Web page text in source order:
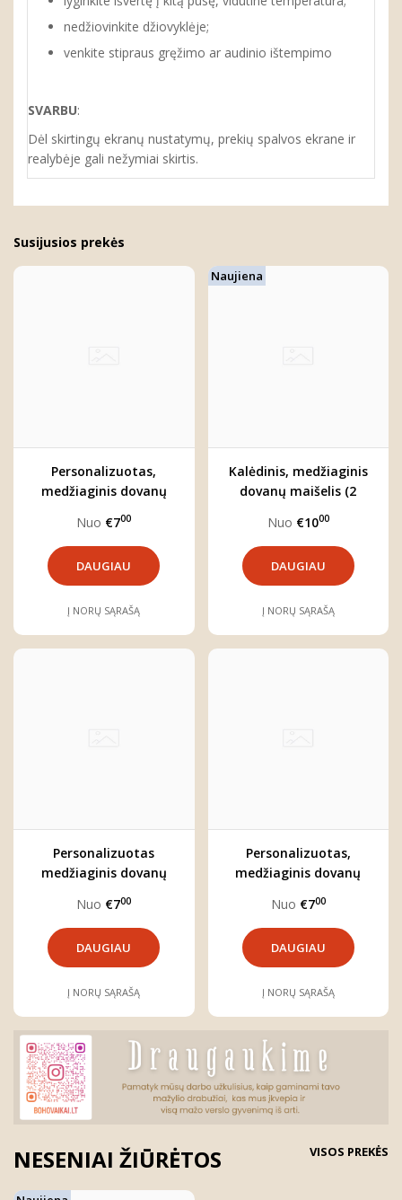
nedžiovinkite džiovyklėje;
venkite stipraus gręžimo ar audinio ištempimo
SVARBU:
Dėl skirtingų ekranų nustatymų, prekių spalvos ekrane ir
realybėje gali nežymiai skirtis.
Susijusios prekės
Personalizuotas,
medžiaginis dovanų
Nuo €700
DAUGIAU
Į NORŲ SĄRAŠĄ
Naujiena
Kalėdinis, medžiaginis
dovanų maišelis (2
Nuo €1000
DAUGIAU
Į NORŲ SĄRAŠĄ
Personalizuotas
medžiaginis dovanų
Nuo €700
DAUGIAU
Į NORŲ SĄRAŠĄ
Personalizuotas,
medžiaginis dovanų
Nuo €700
DAUGIAU
Į NORŲ SĄRAŠĄ
NESENIAI ŽIŪRĖTOS VISOS PREKĖS